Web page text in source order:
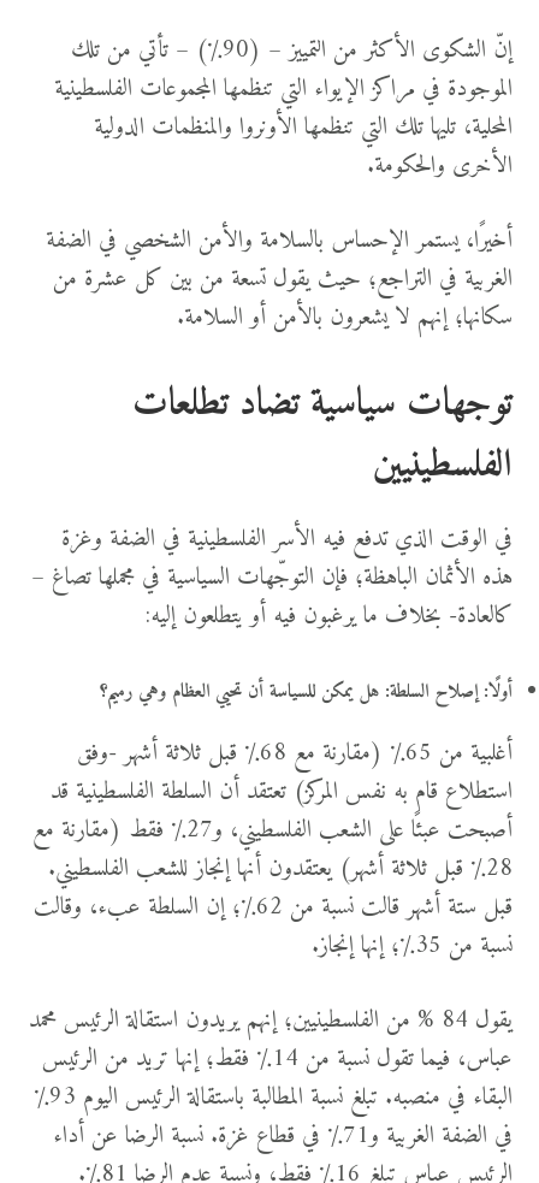
إنّ الشكوى الأكثر من التمييز – (90٪) – تأتي من تلك
الموجودة في مراكز الإيواء التي تنظمها المجموعات الفلسطينية
المحلية، تليها تلك التي تنظمها الأونروا والمنظمات الدولية
الأخرى والحكومة.
أخيرًا، يستمر الإحساس بالسلامة والأمن الشخصي في الضفة
الغربية في التراجع؛ حيث يقول تسعة من بين كل عشرة من
سكانها؛ إنهم لا يشعرون بالأمن أو السلامة.
توجهات سياسية تضاد تطلعات
الفلسطينيين
في الوقت الذي تدفع فيه الأسر الفلسطينية في الضفة وغزة
هذه الأثمان الباهظة؛ فإن التوجّهات السياسية في مجملها تصاغ –
كالعادة- بخلاف ما يرغبون فيه أو يتطلعون إليه:
أولًا: إصلاح السلطة: هل يمكن للسياسة أن تحيي العظام وهي رميم؟
أغلبية من 65٪ (مقارنة مع 68٪ قبل ثلاثة أشهر -وفق
استطلاع قام به نفس المركز) تعتقد أن السلطة الفلسطينية قد
أصبحت عبئًا على الشعب الفلسطيني، و27٪ فقط (مقارنة مع
28٪ قبل ثلاثة أشهر) يعتقدون أنها إنجاز للشعب الفلسطيني.
قبل ستة أشهر قالت نسبة من 62٪؛ إن السلطة عبء، وقالت
نسبة من 35٪؛ إنها إنجاز.
يقول 84 % من الفلسطينيين؛ إنهم يريدون استقالة الرئيس محمد
عباس، فيما تقول نسبة من 14٪ فقط؛ إنها تريد من الرئيس
البقاء في منصبه. تبلغ نسبة المطالبة باستقالة الرئيس اليوم 93٪
في الضفة الغربية و71٪ في قطاع غزة. نسبة الرضا عن أداء